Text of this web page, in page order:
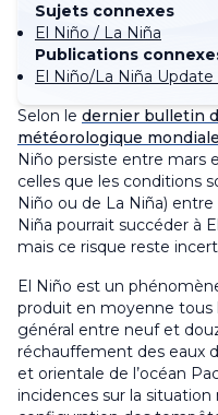
Sujets connexes
El Niño / La Niña
Publications
El Niño/La Niña
Selon le dernier bulletin
météorologique mondiale
Niño persiste entre mars
celles que les conditions
Niño ou de La Niña)
Niña pourrait succéder à
mais ce risque reste
El Niño est un
produit en moyenne tous
général entre neuf et
réchauffement des eaux
et orientale de l’océan
incidences sur la